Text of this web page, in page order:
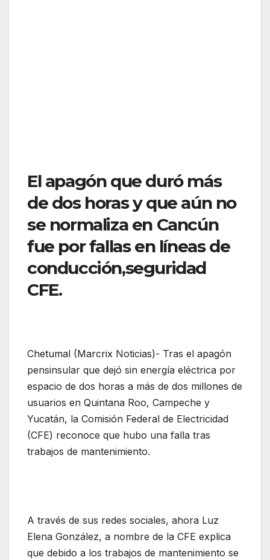
El apagón que duró más
de dos horas y que aún no
se normaliza en Cancún
fue por fallas en líneas de
conducción,seguridad
CFE.
Chetumal (Marcrix Noticias)- Tras el apagón
pensinsular que dejó sin energía eléctrica por
espacio de dos horas a más de dos millones de
usuarios en Quintana Roo, Campeche y
Yucatán, la Comisión Federal de Electricidad
(CFE) reconoce que hubo una falla tras
trabajos de mantenimiento.
A través de sus redes sociales, ahora Luz
Elena González, a nombre de la CFE explica
que debido a los trabajos de mantenimiento se